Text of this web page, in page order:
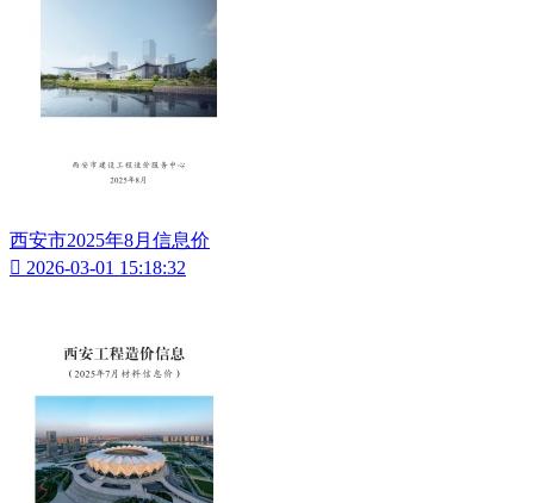
西安市2025年8月信息价
 2026-03-01 15:18:32